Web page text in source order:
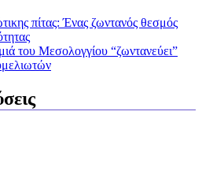
πίτας: Ένας ζωντανός θεσμός
του Μεσολογγίου “ζωντανεύει”